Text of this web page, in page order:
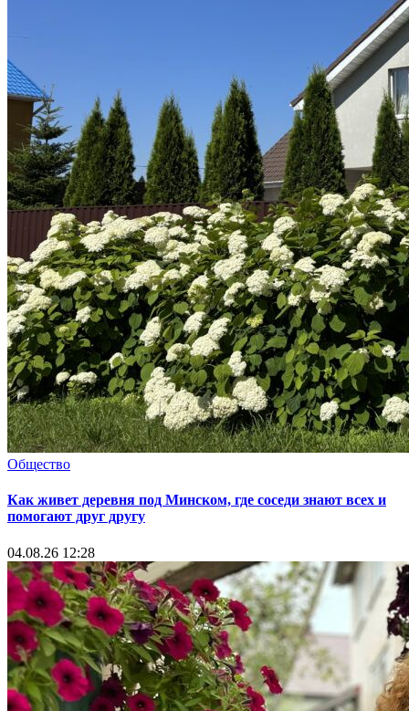
Общество
Как живет деревня под Минском, где соседи знают всех и
помогают друг другу
04.08.26 12:28